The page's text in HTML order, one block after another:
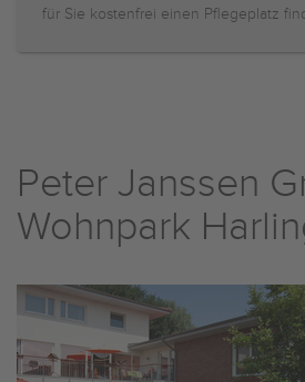
für Sie kostenfrei einen Pflegeplatz
Peter Janssen
Wohnpark